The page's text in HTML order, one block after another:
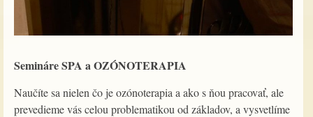
Semináre SPA a OZÓNOTERAPIA
Naučíte sa nielen čo je ozónoterapia a ako s ňou pracovať, ale
prevedieme vás celou problematikou od základov, a vysvetlíme